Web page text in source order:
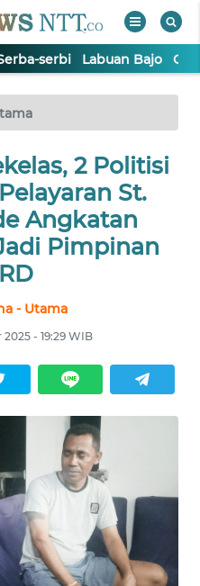
serbi Labuan Bajo
2 Politisi
St.
Angkatan
Pimpinan
- Utama
2025 - 19:29 WIB